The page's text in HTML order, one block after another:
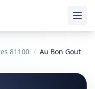
81100 / Au Bon Gout